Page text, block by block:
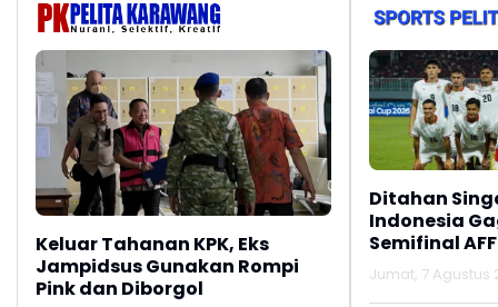
Keluar Tahanan KPK, Eks
Jampidsus Gunakan Rompi
Pink dan Diborgol
Ditahan
Indonesia
Semifinal
Jumat, 7 Agustus